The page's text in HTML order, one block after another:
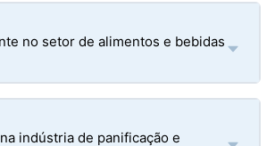
no setor de alimentos e bebidas
indústria de panificação e